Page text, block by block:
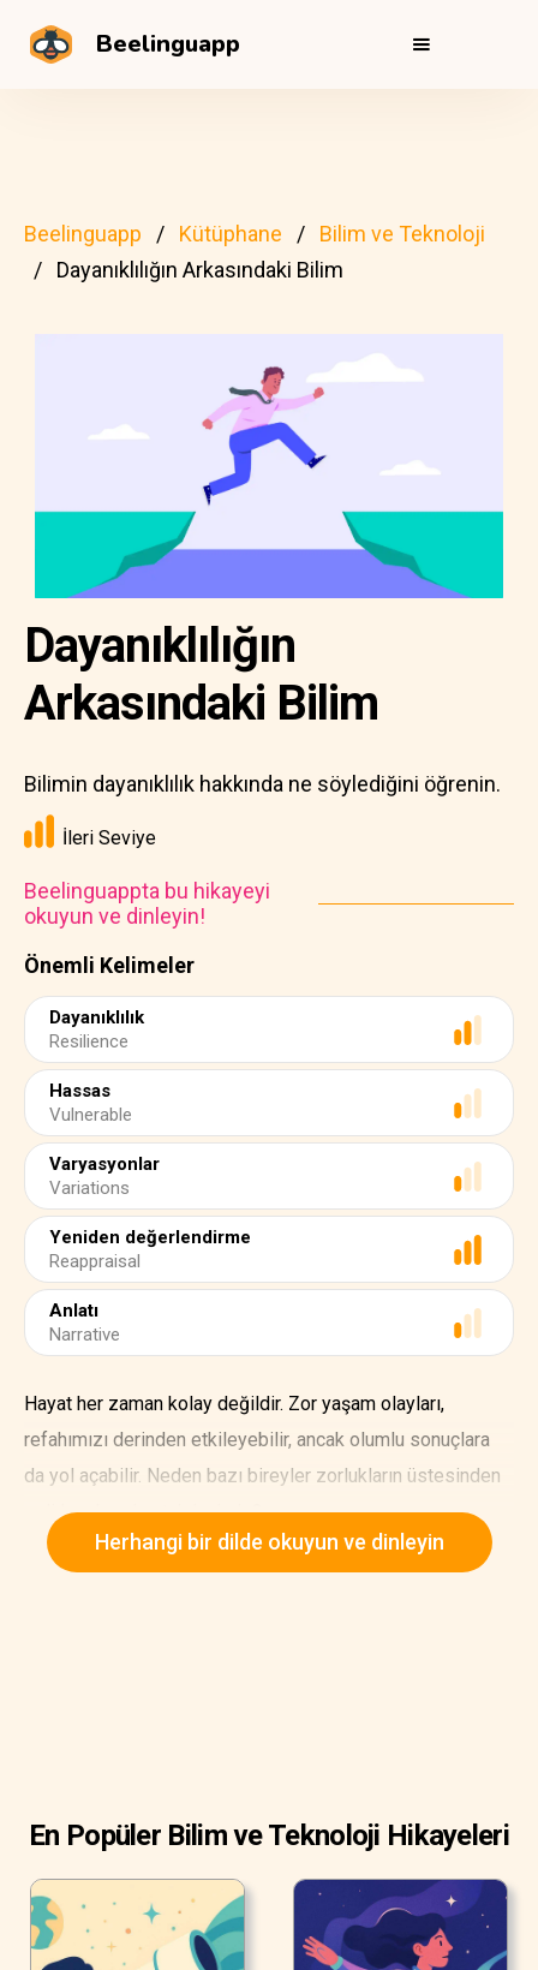
Beelinguapp
Beelinguapp Kütüphane
Bilim ve Teknoloji
Dayanıklılığın Arkasındaki Bilim
Önemli Kelimeler
Dayanıklılık
Resilience
Hassas
Vulnerable
Varyasyonlar
Variations
Yeniden değerlendirme
Reappraisal
Anlatı
Narrative
Dayanıklılığın
Arkasındaki Bilim
Bilimin dayanıklılık hakkında ne söylediğini öğrenin.
İleri Seviye
Beelinguappta bu hikayeyi
okuyun ve dinleyin!
Hayat her zaman kolay değildir. Zor yaşam olayları,
refahımızı derinden etkileyebilir, ancak olumlu sonuçlara
da yol açabilir. Neden bazı bireyler zorlukların üstesinden
gelirken bazıları takılıp kalır?
Amerikan Psikoloji Derneği, dayanıklılığı "sıkıntılar
Herhangi bir dilde okuyun ve dinleyin
En Popüler Bilim ve Teknoloji Hikayeleri